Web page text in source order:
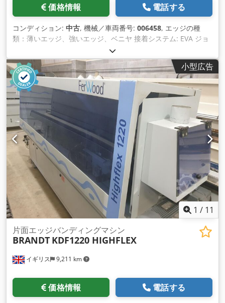
価格情報 電話する
コンディション: 中古, 機械／車両番号: 006458, エッジの種
類：薄いエッジ、強いエッジ、ベニヤ 接着システム: EVA ジョ
イントフライス: はい 多機能ユニット: はい Chjdpfxjnzrt Aj
Aahja 最大前進速度: 11 m/min 最大パネル厚さ: 50 mm
小型広告
1 / 11
イギリス 9,211 km
片面エッジバンディングマシン
BRANDT KDF1220 HIGHFLEX
価格情報 電話する